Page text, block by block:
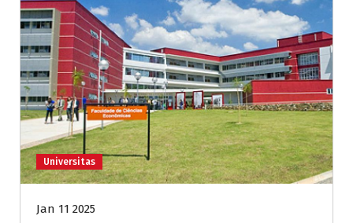
Universitas
Jan 11 2025